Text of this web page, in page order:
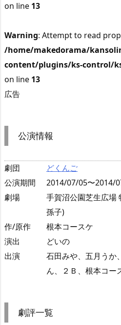
on line 13
Warning: Attempt to read
/home/makedorama/
content/plugins/ks-control/
on line 13
広告
公演情報
劇団
どくんご
公演期間
2014/07/05〜2014/
劇場
手賀沼公園芝生広場
孫子)
作/原作
根本コースケ
演出
どいの
出演
石田みや、五月うか
ん、２Ｂ、根本コー
劇評一覧